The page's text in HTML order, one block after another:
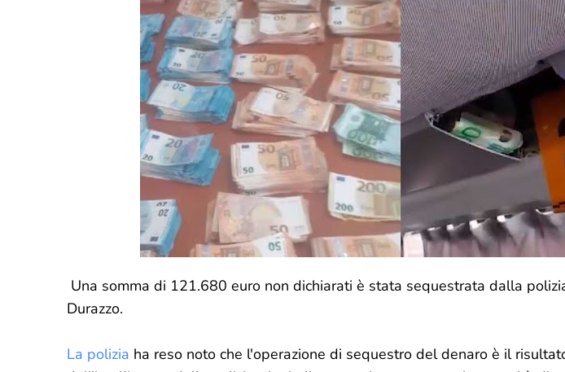
Una somma di 121.680 euro non dichiarati è stata sequestrata dalla
Durazzo.
La polizia ha reso noto che l'operazione di sequestro del denaro è il